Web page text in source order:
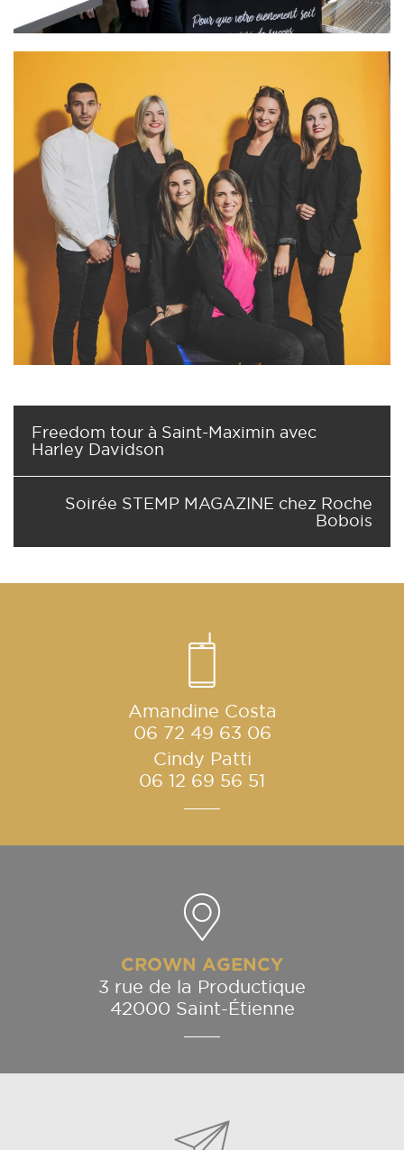
Freedom tour à Saint-Maximin avec
Harley Davidson
Soirée STEMP MAGAZINE chez Roche
Bobois
Amandine Costa
06 72 49 63 06
Cindy Patti
06 12 69 56 51
CROWN AGENCY
3 rue de la Productique
42000 Saint-Étienne